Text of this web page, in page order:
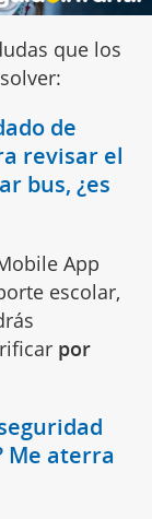
que los
de
revisar el
bus, ¿es
App
escolar,
por
Me aterra